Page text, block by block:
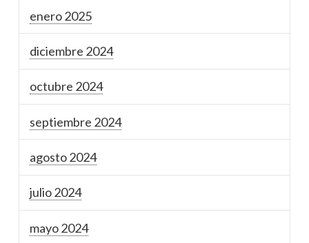
enero 2025
diciembre 2024
octubre 2024
septiembre 2024
agosto 2024
julio 2024
mayo 2024